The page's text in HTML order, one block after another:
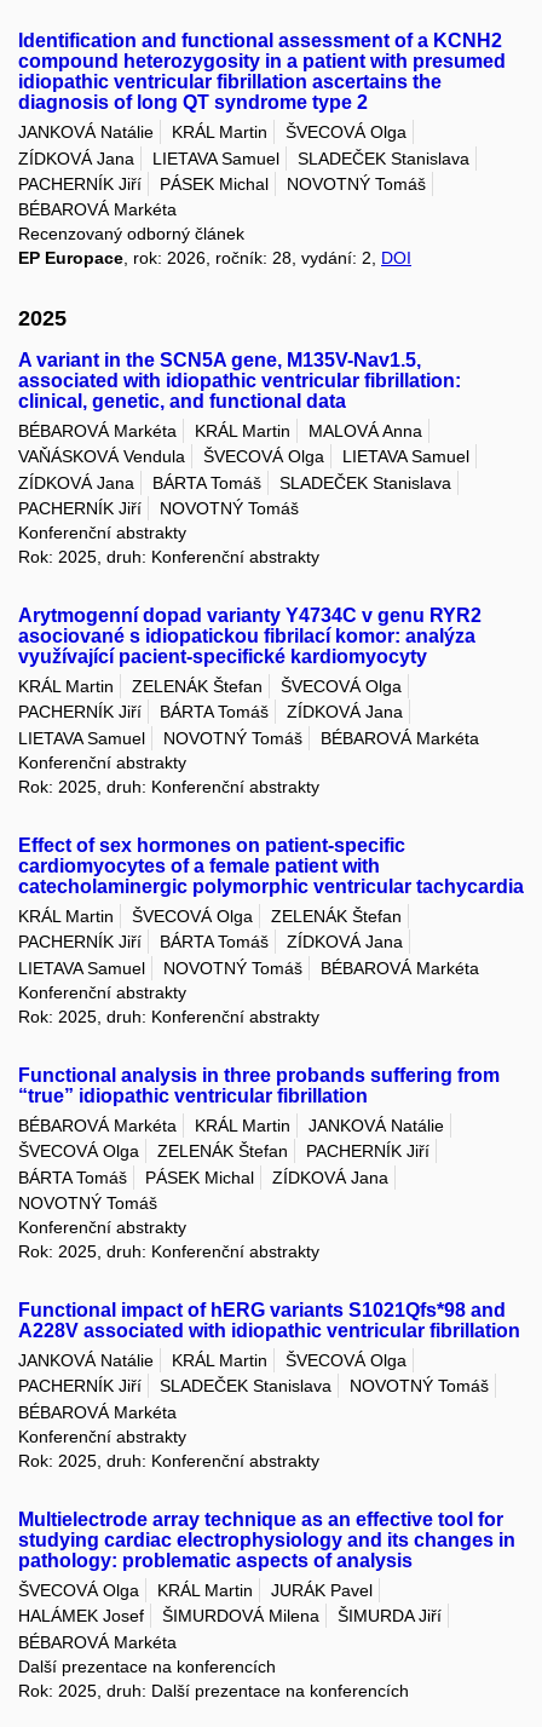
Identification and functional assessment of a KCNH2
compound heterozygosity in a patient with presumed
idiopathic ventricular fibrillation ascertains the
diagnosis of long QT syndrome type 2
JANKOVÁ Natálie KRÁL Martin
ŠVECOVÁ Olga
ZÍDKOVÁ Jana
LIETAVA Samuel
SLADEČEK Stanislava
PACHERNÍK Jiří
PÁSEK Michal
NOVOTNÝ Tomáš
BÉBAROVÁ Markéta
Recenzovaný odborný článek
EP Europace, rok: 2026, ročník: 28, vydání: 2, DOI
2025
A variant in the SCN5A gene, M135V-Nav1.5,
associated with idiopathic ventricular fibrillation:
clinical, genetic, and functional data
BÉBAROVÁ Markéta KRÁL Martin
MALOVÁ Anna
VAŇÁSKOVÁ Vendula
ŠVECOVÁ Olga
LIETAVA Samuel
ZÍDKOVÁ Jana
BÁRTA Tomáš
SLADEČEK Stanislava
PACHERNÍK Jiří
NOVOTNÝ Tomáš
Konferenční abstrakty
Rok: 2025, druh: Konferenční abstrakty
Arytmogenní dopad varianty Y4734C v genu RYR2
asociované s idiopatickou fibrilací komor: analýza
využívající pacient-specifické kardiomyocyty
KRÁL Martin ZELENÁK Štefan
ŠVECOVÁ Olga
PACHERNÍK Jiří
BÁRTA Tomáš
ZÍDKOVÁ Jana
LIETAVA Samuel
NOVOTNÝ Tomáš
BÉBAROVÁ Markéta
Konferenční abstrakty
Rok: 2025, druh: Konferenční abstrakty
Effect of sex hormones on patient-specific
cardiomyocytes of a female patient with
catecholaminergic polymorphic ventricular tachycardia
KRÁL Martin ŠVECOVÁ Olga
ZELENÁK Štefan
PACHERNÍK Jiří
BÁRTA Tomáš
ZÍDKOVÁ Jana
LIETAVA Samuel
NOVOTNÝ Tomáš
BÉBAROVÁ Markéta
Konferenční abstrakty
Rok: 2025, druh: Konferenční abstrakty
Functional analysis in three probands suffering from
“true” idiopathic ventricular fibrillation
BÉBAROVÁ Markéta KRÁL Martin
JANKOVÁ Natálie
ŠVECOVÁ Olga
ZELENÁK Štefan
PACHERNÍK Jiří
BÁRTA Tomáš
PÁSEK Michal
ZÍDKOVÁ Jana
NOVOTNÝ Tomáš
Konferenční abstrakty
Rok: 2025, druh: Konferenční abstrakty
Functional impact of hERG variants S1021Qfs*98 and
A228V associated with idiopathic ventricular fibrillation
JANKOVÁ Natálie KRÁL Martin
ŠVECOVÁ Olga
PACHERNÍK Jiří
SLADEČEK Stanislava
NOVOTNÝ Tomáš
BÉBAROVÁ Markéta
Konferenční abstrakty
Rok: 2025, druh: Konferenční abstrakty
Multielectrode array technique as an effective tool for
studying cardiac electrophysiology and its changes in
pathology: problematic aspects of analysis
ŠVECOVÁ Olga KRÁL Martin
JURÁK Pavel
HALÁMEK Josef
ŠIMURDOVÁ Milena
ŠIMURDA Jiří
BÉBAROVÁ Markéta
Další prezentace na konferencích
Rok: 2025, druh: Další prezentace na konferencích